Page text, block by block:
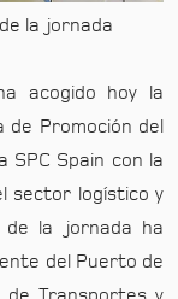
la jornada
acogido hoy la
de Promoción del
Spain con la
sector logístico y
la jornada ha
del Puerto de